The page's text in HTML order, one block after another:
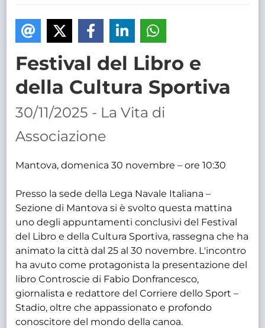
Festival del Libro e
della Cultura Sportiva
30/11/2025 - La Vita di
Associazione
Mantova, domenica 30 novembre – ore 10:30
Presso la sede della Lega Navale Italiana –
Sezione di Mantova si è svolto questa mattina
uno degli appuntamenti conclusivi del Festival
del Libro e della Cultura Sportiva, rassegna che ha
animato la città dal 25 al 30 novembre. L'incontro
ha avuto come protagonista la presentazione del
libro Controscie di Fabio Donfrancesco,
giornalista e redattore del Corriere dello Sport –
Stadio, oltre che appassionato e profondo
conoscitore del mondo della canoa.